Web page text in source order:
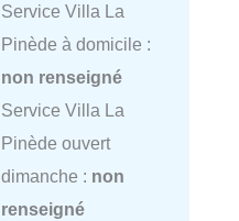
Service Villa La
Pinède à domicile :
non renseigné
Service Villa La
Pinède ouvert
dimanche : non
renseigné